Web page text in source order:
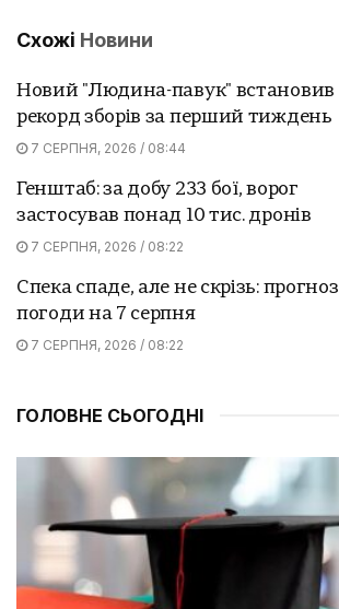
Схожі Новини
Новий "Людина-павук" встановив
рекорд зборів за перший тиждень
7 СЕРПНЯ, 2026 / 08:44
Генштаб: за добу 233 бої, ворог
застосував понад 10 тис. дронів
7 СЕРПНЯ, 2026 / 08:22
Спека спаде, але не скрізь: прогноз
погоди на 7 серпня
7 СЕРПНЯ, 2026 / 08:22
ГОЛОВНЕ СЬОГОДНІ